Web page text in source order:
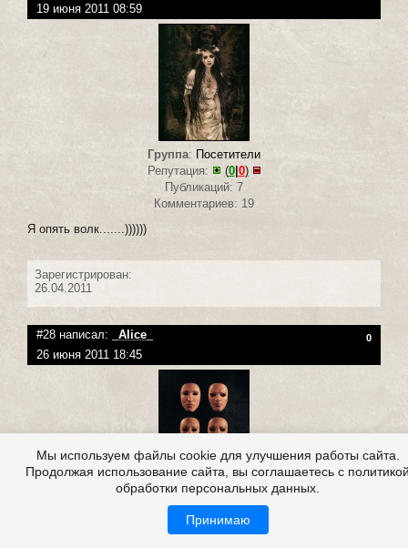
19 июня 2011 08:59
Группа: Посетители
Репутация:
(0| 0)
Публикаций: 7
Комментариев: 19
Я опять волк.......))))))
Зарегистрирован:
26.04.2011
#28 написал: _Alice_ 0
26 июня 2011 18:45
Группа :Посетители
Репутация:
(0|0)
Публикаций: 2
Комментариев: 521
Мы используем файлы cookie для улучшения работы сайта.
Продолжая использование сайта, вы соглашаетесь с
обработки персональных данных.
Принимаю